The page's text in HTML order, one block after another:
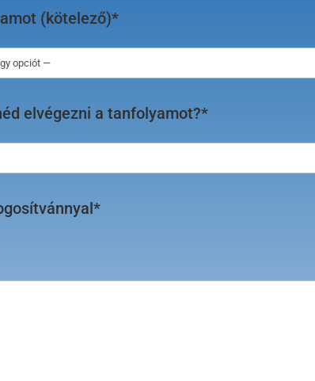
(kötelező)*
elvégezni a tanfolyamot?*